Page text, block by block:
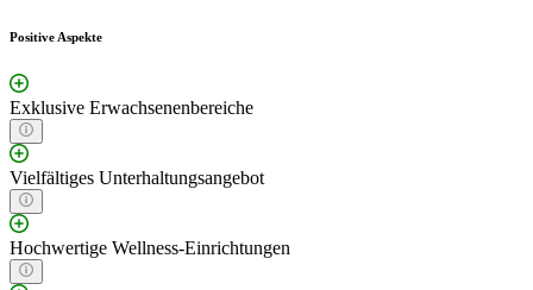
Positive Aspekte
Exklusive Erwachsenenbereiche
Vielfältiges Unterhaltungsangebot
Hochwertige Wellness-Einrichtungen